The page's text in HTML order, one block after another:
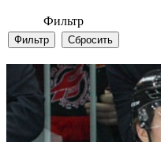
Фильтр